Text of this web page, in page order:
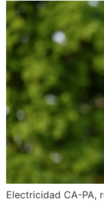
Electricidad CA-PA,